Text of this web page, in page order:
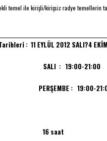
temel ile kirişli/kirişsiz radye temellerin
: 11 EYLÜL 2012 SALI?4
SALI : 19:00-21:00
: 19:00-
: 16 saat